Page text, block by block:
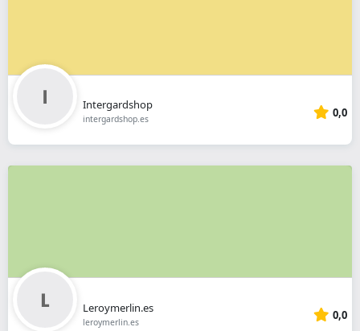
Intergardshop
intergardshop.es 0,0
Leroymerlin.es
leroymerlin.es 0,0